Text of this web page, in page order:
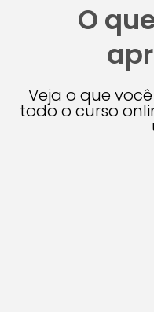
O
Veja o que
todo o curso